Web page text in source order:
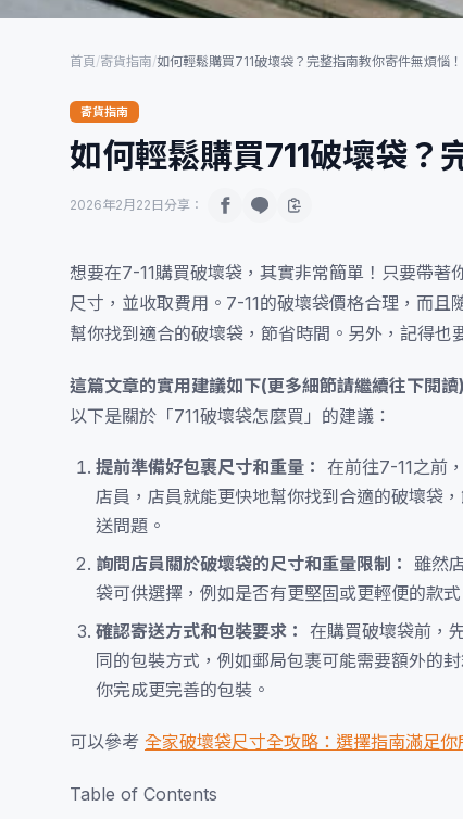
首頁/寄貨指南/如何輕鬆購買711破壞袋？完整指南教你寄件無煩惱！
寄貨指南
如何輕鬆購買711破壞袋？
2026年2月22日 分享：
想要在7-11購買破壞袋，其實非常簡單！只要帶
尺寸，並收取費用。7-11的破壞袋價格合理，而
幫你找到適合的破壞袋，節省時間。另外，記得
這篇文章的實用建議如下(更多細節請繼續往下閱讀)
以下是關於「711破壞袋怎麼買」的建議：
提前準備好包裹尺寸和重量： 在前往7-11之前
店員，店員就能更快地幫你找到合適的破壞袋
送問題。
詢問店員關於破壞袋的尺寸和重量限制： 雖然
袋可供選擇，例如是否有更堅固或更輕便的款
確認寄送方式和包裝要求： 在購買破壞袋前，
同的包裝方式，例如郵局包裹可能需要額外的
你完成更完善的包裝。
可以參考 全家破壞袋尺寸全攻略：選擇指南滿足你
Table of Contents